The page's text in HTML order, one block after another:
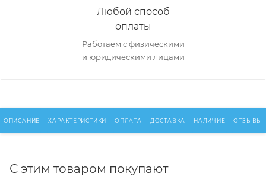
Любой способ
оплаты
Работаем с физическими
и юридическими лицами
ОПИСАНИЕ ХАРАКТЕРИСТИКИ ОПЛАТА ДОСТАВКА НАЛИЧИЕ ОТЗЫВЫ
С этим товаром покупают